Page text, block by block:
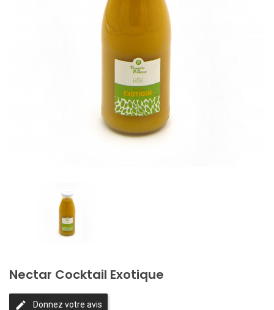
Nectar Cocktail Exotique
Donnez votre avis